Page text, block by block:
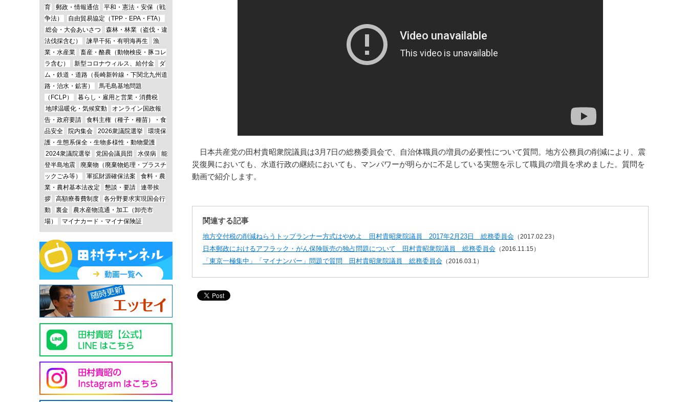
日本共産党の田村貴昭衆院議員は3月7日の総務委員会で、自治体職員の増員の必要性について質問。地方公務員の削減により、震
災復興においても、水道行政の継続においても、マンパワーが明らかに不足している実態を示して職員の増員を求めました。質問を
動画で紹介します。
関連する記事
地方交付税の削減ねらうトップランナー方式はやめよ 田村貴昭衆院議員 2017年2月23日 総務委員会（2017.02.23）
日本郵政におけるアフラック・がん保険販売の独占問題について 田村貴昭衆院議員 総務委員会（2016.11.15）
「東京一極集中」「マイナンバー」問題で質問 田村貴昭衆院議員 総務委員会（2016.03.1）
育
郵政・情報通信
平和・憲法・安保（戦
争法）
自由貿易協定（TPP・EPA・FTA）
総会・大会あいさつ
森林・林業（盗伐・違
法伐採含む）
諫早干拓・有明海再生
漁
業・水産業
畜産・酪農（動物検疫・豚コレ
ラ含む）
新型コロナウィルス、給付金
ダ
ム・鉄道・道路（長崎新幹線・下関北九州道
路・治水・鉱害）
馬毛島基地問題
（FCLP）
暮らし・雇用と営業・消費税
地球温暖化・気候変動
オンライン国政報
告・政府要請
食料主権（種子・種苗）・食
品安全
院内集会 2026衆議院選挙
環境保
護・生態系保全・生物多様性・動物愛護
2024衆議院選挙
党国会議員団 水俣病
能
登半島地震
廃棄物（廃棄物処理・プラスチ
ックごみ等）
軍拡財源確保法案
食料・農
業・農村基本法改定
懇談・要請
連帯挨
拶
高額療養費制度
各分野要求実現国会行
動
裏金
農水産物流通・加工（卸売市
場）
マイナカード・マイナ保険証